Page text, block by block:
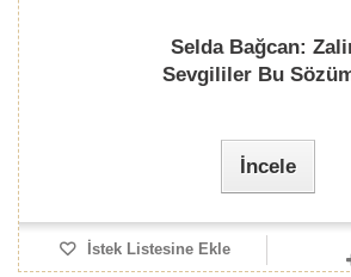
Selda Bağcan:
Sevgililer Bu
İncele
İstek Listesine Ekle